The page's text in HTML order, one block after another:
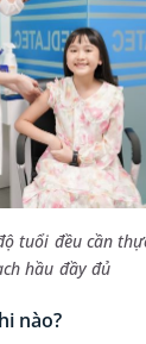
tuổi đều cần
hầu đầy đủ
nào?